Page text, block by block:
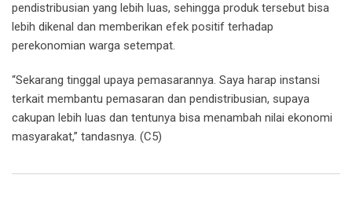
pendistribusian yang lebih luas, sehingga produk tersebut bisa
lebih dikenal dan memberikan efek positif terhadap
perekonomian warga setempat.
“Sekarang tinggal upaya pemasarannya. Saya harap instansi
terkait membantu pemasaran dan pendistribusian, supaya
cakupan lebih luas dan tentunya bisa menambah nilai ekonomi
masyarakat,” tandasnya. (C5)